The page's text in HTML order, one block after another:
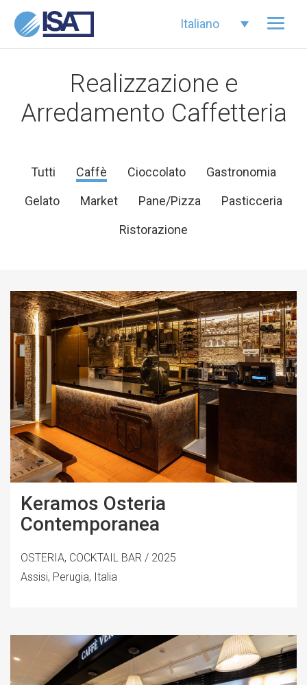
Italiano
Realizzazione e
Arredamento Caffetteria
Tutti Caffè Cioccolato
Gastronomia
Gelato
Market Pane/Pizza
Pasticceria
Ristorazione
Keramos Osteria
Contemporanea
OSTERIA, COCKTAIL BAR / 2025
Assisi, Perugia, Italia